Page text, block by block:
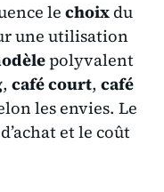
lechoixdu
une utilisation
polyvalent
, café court, café
les envies. Le
et le coût